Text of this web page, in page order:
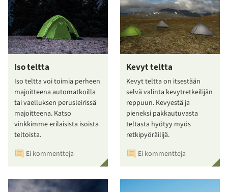
Iso teltta
Iso teltta voi toimia perheen
majoitteena automatkoilla
tai vaelluksen perusleirissä
majoitteena. Katso
vinkkimme erilaisista isoista
teltoista.
Ei kommentteja
Kevyt teltta
Kevyt teltta on itsestään
selvä valinta kevytretkeilijän
reppuun. Kevyestä ja
pieneksi pakkautuvasta
teltasta hyötyy myös
retkipyöräilijä.
Ei kommentteja